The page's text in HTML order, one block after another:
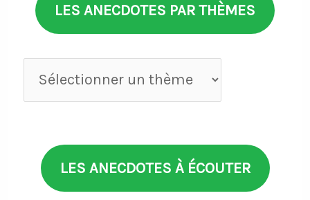
LES ANECDOTES PAR THÈMES
Anecdotes
par
LES ANECDOTES À ÉCOUTER